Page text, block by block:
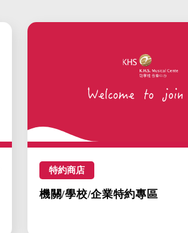
特約商店
機關/學校/企業特約專區